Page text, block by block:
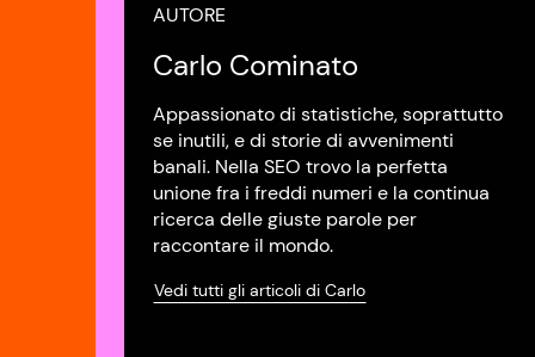
AUTORE
Carlo Cominato
Appassionato di statistiche, soprattutto
se inutili, e di storie di avvenimenti
banali. Nella SEO trovo la perfetta
unione fra i freddi numeri e la continua
ricerca delle giuste parole per
raccontare il mondo.
Vedi tutti gli articoli di Carlo